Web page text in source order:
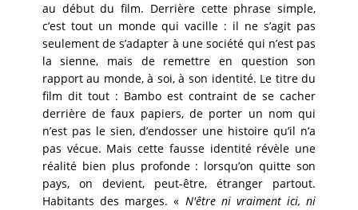
au début du film. Derrière cette phrase simple,
c’est tout un monde qui vacille : il ne s’agit pas
seulement de s’adapter à une société qui n’est pas
la sienne, mais de remettre en question son
rapport au monde, à soi, à son identité. Le titre du
film dit tout : Bambo est contraint de se cacher
derrière de faux papiers, de porter un nom qui
n’est pas le sien, d’endosser une histoire qu’il n’a
pas vécue. Mais cette fausse identité révèle une
réalité bien plus profonde : lorsqu’on quitte son
pays, on devient, peut-être, étranger partout.
Habitants des marges. « N'être ni vraiment ici, ni